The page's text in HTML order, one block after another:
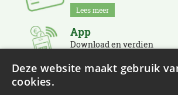
Lees meer
App
Download en verdien
Deze website maakt gebruik
cookies.